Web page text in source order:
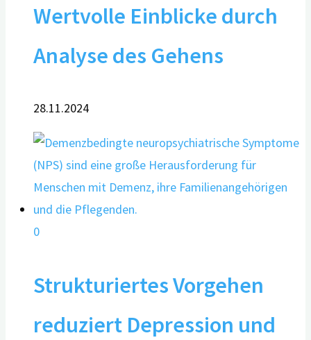
Wertvolle Einblicke durch
Analyse des Gehens
28.11.2024
0
Strukturiertes Vorgehen
reduziert Depression und